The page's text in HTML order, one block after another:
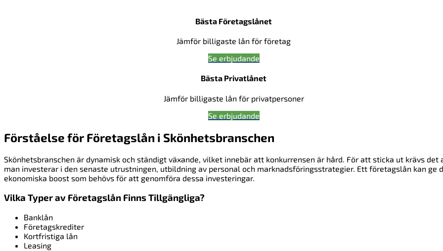
Bästa Företagslånet
Jämför billigaste lån för företag
Se erbjudande
Bästa Privatlånet
Jämför billigaste lån för privatpersoner
Se erbjudande
Förståelse för Företagslån i Skönhetsbranschen
Skönhetsbranschen är dynamisk och ständigt växande, vilket innebär att konkurrensen är hård. För att sticka ut krävs det
man investerar i den senaste utrustningen, utbildning av personal och marknadsföringsstrategier. Ett företagslån kan ge
ekonomiska boost som behövs för att genomföra dessa investeringar.
Vilka Typer av Företagslån Finns Tillgängliga?
Banklån
Företagskrediter
Kortfristiga lån
Leasing